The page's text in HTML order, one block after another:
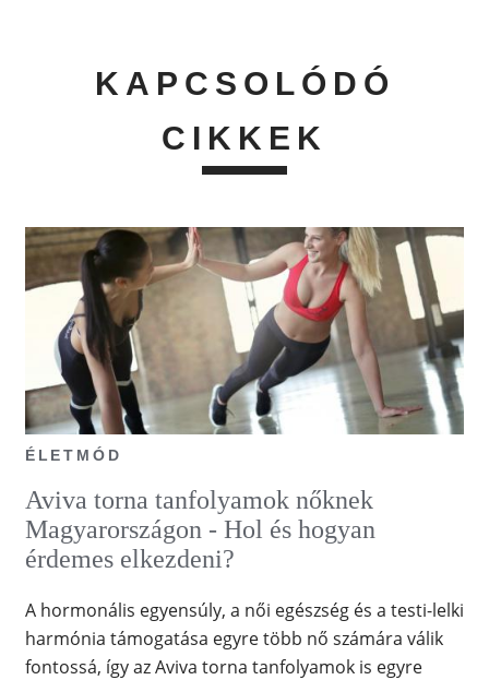
KAPCSOLÓDÓ
CIKKEK
ÉLETMÓD
Aviva torna tanfolyamok nőknek
Magyarországon - Hol és hogyan
érdemes elkezdeni?
A hormonális egyensúly, a női egészség és a testi-lelki
harmónia támogatása egyre több nő számára válik
fontossá, így az Aviva torna tanfolyamok is egyre